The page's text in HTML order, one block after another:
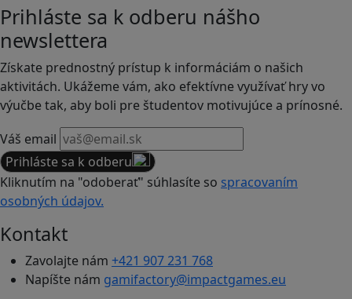
Prihláste sa k odberu nášho
newslettera
Získate prednostný prístup k informáciám o našich
aktivitách. Ukážeme vám, ako efektívne využívať hry vo
výučbe tak, aby boli pre študentov motivujúce a prínosné.
Váš email
Prihláste sa k odberu
Kliknutím na "odoberať" súhlasíte so spracovaním
osobných údajov.
Kontakt
Zavolajte nám +421 907 231 768
Napíšte nám gamifactory@impactgames.eu